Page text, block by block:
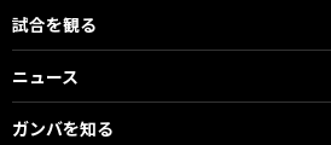
試合を観る
ニュース
ガンバを知る